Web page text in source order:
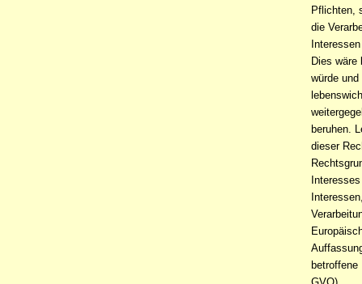
Pflichten,
die
Dies
würde
beruhen.
dieser